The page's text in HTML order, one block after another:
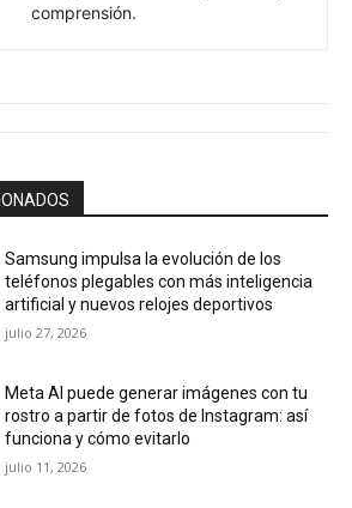
comprensión.
Samsung impulsa la evolución de los
teléfonos plegables con más inteligencia
artificial y nuevos relojes deportivos
julio 27, 2026
Meta AI puede generar imágenes con tu
rostro a partir de fotos de Instagram: así
funciona y cómo evitarlo
julio 11, 2026